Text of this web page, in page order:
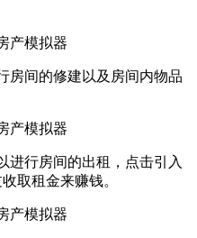
房间的修建以及房间内物品
进行房间的出租，点击引入
取租金来赚钱。